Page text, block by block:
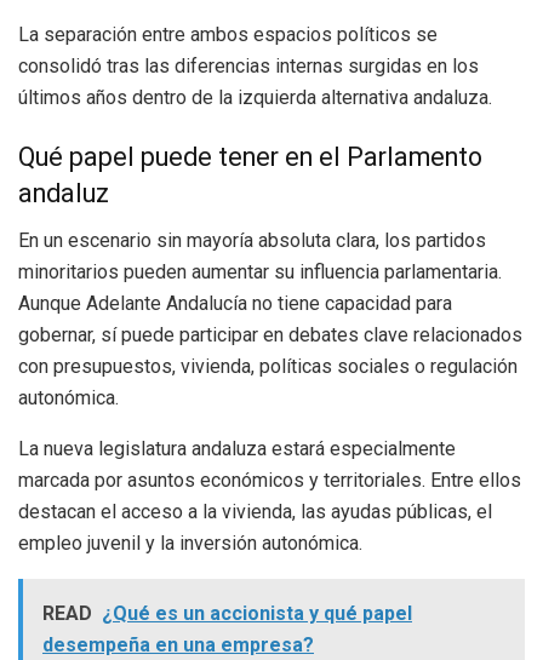
La separación entre ambos espacios políticos se
consolidó tras las diferencias internas surgidas en los
últimos años dentro de la izquierda alternativa andaluza.
Qué papel puede tener en el Parlamento
andaluz
En un escenario sin mayoría absoluta clara, los partidos
minoritarios pueden aumentar su influencia parlamentaria.
Aunque Adelante Andalucía no tiene capacidad para
gobernar, sí puede participar en debates clave relacionados
con presupuestos, vivienda, políticas sociales o regulación
autonómica.
La nueva legislatura andaluza estará especialmente
marcada por asuntos económicos y territoriales. Entre ellos
destacan el acceso a la vivienda, las ayudas públicas, el
empleo juvenil y la inversión autonómica.
READ ¿Qué es un accionista y qué papel
desempeña en una empresa?